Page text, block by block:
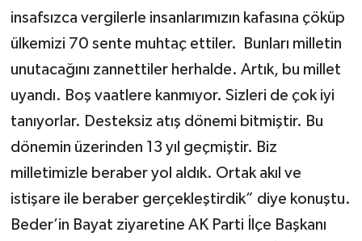
insafsızca vergilerle insanlarımızın kafasına çöküp
ülkemizi 70 sente muhtaç ettiler. Bunları milletin
unutacağını zannettiler herhalde. Artık, bu millet
uyandı. Boş vaatlere kanmıyor. Sizleri de çok iyi
tanıyorlar. Desteksiz atış dönemi bitmiştir. Bu
dönemin üzerinden 13 yıl geçmiştir. Biz
milletimizle beraber yol aldık. Ortak akıl ve
istişare ile beraber gerçekleştirdik” diye konuştu.
Beder’in Bayat ziyaretine AK Parti İlçe Başkanı